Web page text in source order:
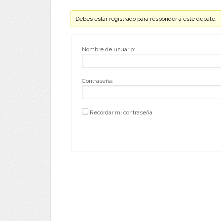
Debes estar registrado para responder a este debate.
Nombre de usuario:
Contraseña:
Recordar mi contraseña